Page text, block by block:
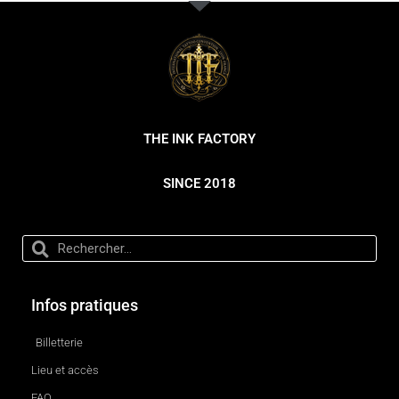
THE INK FACTORY
SINCE 2018
Infos pratiques
Billetterie
Lieu et accès